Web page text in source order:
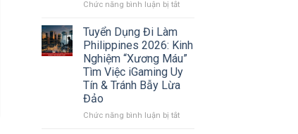
Sri
Lanka
Và
Các
Mới
Chức năng bình luận bị tắtở
ty
Double
Dragon
Philippines
2026:
Thật
Tuyển Dụng Đi Làm
Philippines 2026: Kinh
Nghiệm “Xương Máu”
Tìm Việc iGaming Uy
Tín & Tránh Bẫy Lừa
Đảo
Chức năng bình luận bị tắtở